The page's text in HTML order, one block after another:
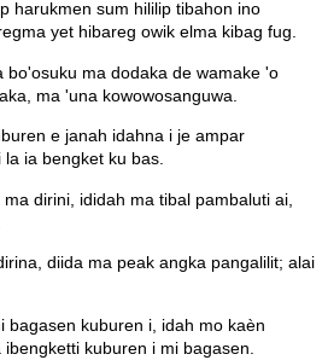
harukmen sum hililip tibahon ino
yet hibareg owik elma kibag fug.
bo'osuku ma dodaka de wamake 'o
ma 'una kowowosanguwa.
e janah idahna i je ampar
ia bengket ku bas.
dirini, ididah ma tibal pambaluti ai,
diida ma peak angka pangalilit; alai
bagasen kuburen i, idah mo kaèn
kuburen i mi bagasen.